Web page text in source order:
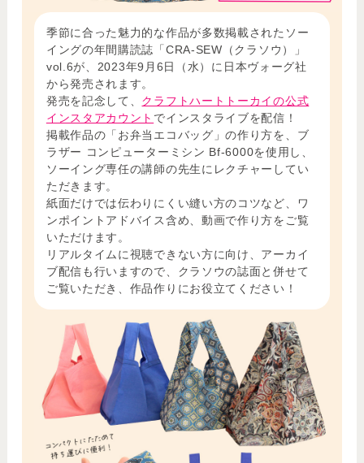
季節に合った魅力的な作品が多数掲載されたソー
イングの年間購読誌「CRA-SEW（クラソウ）」
vol.6が、2023年9月6日（水）に日本ヴォーグ社
から発売されます。
発売を記念して、 クラフトハートトーカイの公式
インスタアカウント でインスタライブを配信！
掲載作品の「お弁当エコバッグ」の作り方を、ブ
ラザー コンピューターミシン Bf-6000を使用し、
ソーイング専任の講師の先生にレクチャーしてい
ただきます。
紙面だけでは伝わりにくい縫い方のコツなど、ワ
ンポイントアドバイス含め、動画で作り方をご覧
いただけます。
リアルタイムに視聴できない方に向け、アーカイ
ブ配信も行いますので、クラソウの誌面と併せて
ご覧いただき、作品作りにお役立てください！